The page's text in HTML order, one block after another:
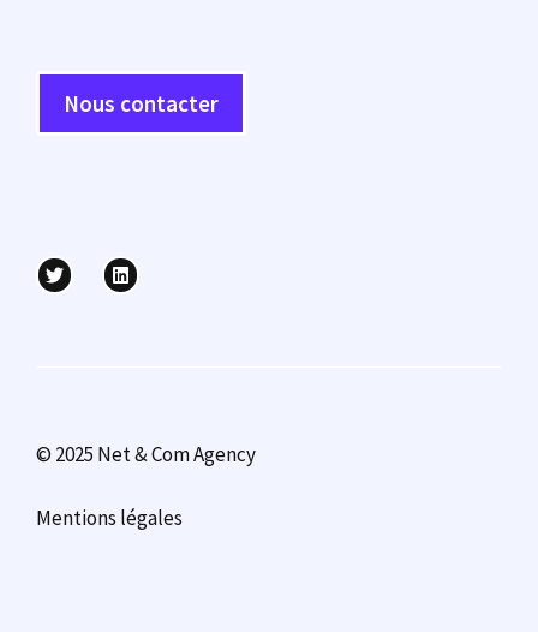
Nous contacter
© 2025 Net & Com Agency
Mentions légales